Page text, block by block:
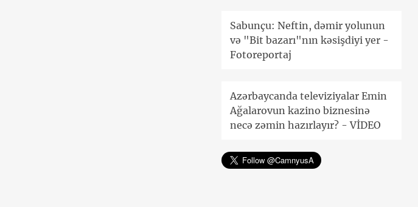
Sabunçu: Neftin, dəmir yolunun
və "Bit bazarı"nın kəsişdiyi yer -
Fotoreportaj
Azərbaycanda televiziyalar Emin
Ağalarovun kazino biznesinə
necə zəmin hazırlayır? - VİDEO